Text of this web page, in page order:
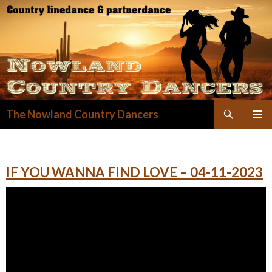
The Nowland Country Dancers
IF YOU WANNA FIND LOVE – 04-11-2023